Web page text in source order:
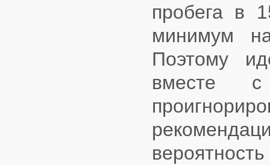
пробега в
минимум
Поэтому
вместе